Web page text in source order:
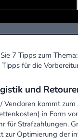
7 Tipps zum
für die
und
kommt
in Form
für Strafzahlungen.
zur Optimierung der